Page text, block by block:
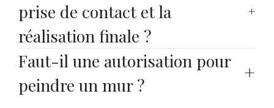
prise de contact et la
réalisation finale ?
Faut-il une autorisation pour
peindre un mur ?